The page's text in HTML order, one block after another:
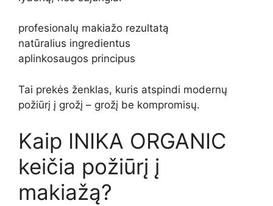
profesionalų makiažo rezultatą
natūralius ingredientus
aplinkosaugos principus
Tai prekės ženklas, kuris atspindi modernų
požiūrį į grožį – grožį be kompromisų.
Kaip INIKA ORGANIC
keičia požiūrį į
makiažą?